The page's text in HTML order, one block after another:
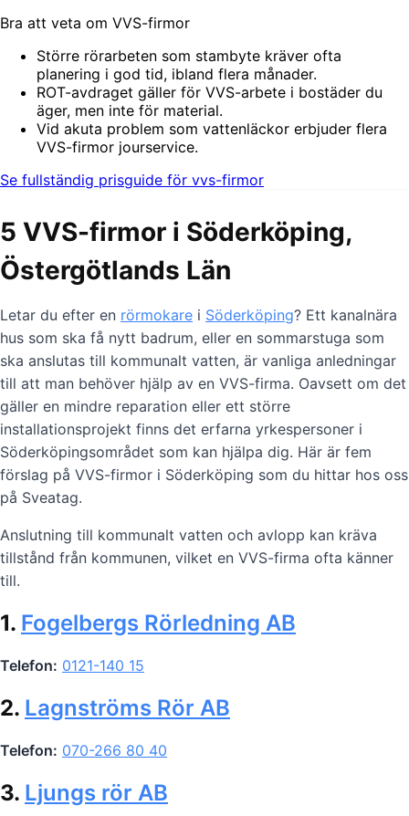
Bra att veta om VVS-firmor
Större rörarbeten som stambyte kräver ofta
planering i god tid, ibland flera månader.
ROT-avdraget gäller för VVS-arbete i bostäder du
äger, men inte för material.
Vid akuta problem som vattenläckor erbjuder flera
VVS-firmor jourservice.
Se fullständig prisguide för vvs-firmor
5 VVS-firmor i Söderköping,
Östergötlands Län
Letar du efter en rörmokare i Söderköping? Ett kanalnära
hus som ska få nytt badrum, eller en sommarstuga som
ska anslutas till kommunalt vatten, är vanliga anledningar
till att man behöver hjälp av en VVS-firma. Oavsett om det
gäller en mindre reparation eller ett större
installationsprojekt finns det erfarna yrkespersoner i
Söderköpingsområdet som kan hjälpa dig. Här är fem
förslag på VVS-firmor i Söderköping som du hittar hos oss
på Sveatag.
Anslutning till kommunalt vatten och avlopp kan kräva
tillstånd från kommunen, vilket en VVS-firma ofta känner
till.
1. Fogelbergs Rörledning AB
Telefon: 0121-140 15
2. Lagnströms Rör AB
Telefon: 070-266 80 40
3. Ljungs rör AB